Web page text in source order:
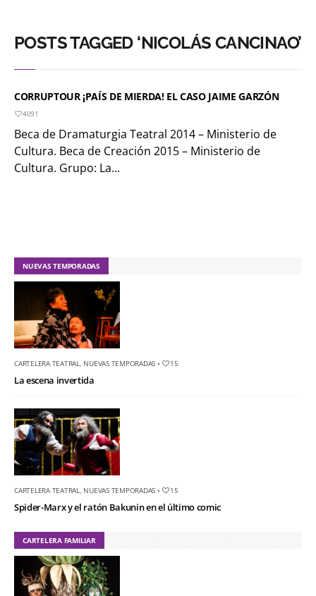
POSTS TAGGED ‘NICOLÁS CANCINAO’
CORRUPTOUR ¡PAÍS DE MIERDA! EL CASO JAIME GARZÓN
4091
Beca de Dramaturgia Teatral 2014 – Ministerio de
Cultura. Beca de Creación 2015 – Ministerio de
Cultura. Grupo: La...
NUEVAS TEMPORADAS
CARTELERA TEATRAL NUEVAS TEMPORADAS • 15
La escena invertida
CARTELERA TEATRAL NUEVAS TEMPORADAS • 15
Spider-Marx y el ratón Bakunin en el último comic
CARTELERA FAMILIAR